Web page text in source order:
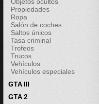
Propiedades
Ropa
Salón de coches
Saltos únicos
Tasa criminal
Trofeos
Trucos
Vehículos
Vehículos especiales
GTA III
GTA 2